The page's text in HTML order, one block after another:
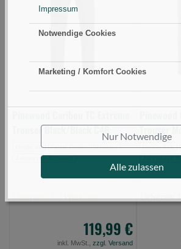
Impressum
Notwendige Cookies
Marketing / Komfort Cookies
Nur Notwendige
Alle zulassen
Extreme
Trouser
Black/Black
(Bild
Trouser Black/Black C46
Größe 46
Farbe Dunkel/Schwarz
Jahreszeit Sommer
Lieferzeit: 3-7 Werktage
119,99 €
inkl. MwSt., zzgl. Versand
Trouser
(Bild
Trouser
Größe 5XL
Lieferzeit: